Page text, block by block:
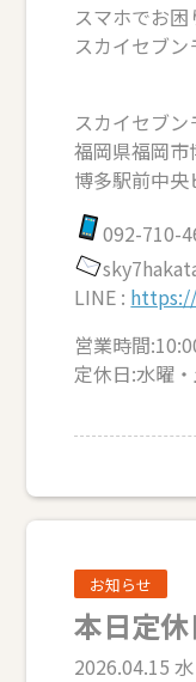
スマホでお困
スカイセブン
スカイセブ
福岡県福岡
博多駅前中
092-710-
LINE :
営業時間
定休日:水曜
お知らせ
本日定
2026.04.15 水